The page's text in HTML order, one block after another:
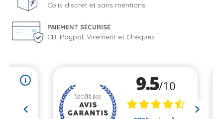
Colis discret et sans mentions
PAIEMENT SÉCURISÉ
CB, Paypal, Virement et Chèques